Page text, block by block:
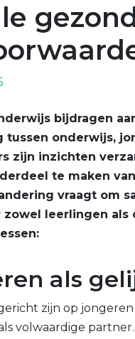
bijdragen
tussen onderwijs,
zijn inzichten
te maken
vraagt om
zowel leerlingen
als
zijn op
volwaardige